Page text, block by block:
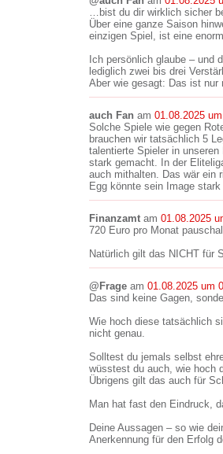
…bist du dir wirklich sicher
Über eine ganze Saison
einzigen Spiel, ist eine
Ich persönlich glaube – und
lediglich zwei bis drei
Aber wie gesagt: Das ist
auch Fan am 01.08.2025
Solche Spiele wie gegen
brauchen wir tatsächlich 5
talentierte Spieler in
stark gemacht. In der
auch mithalten. Das wär ein
Egg könnte sein Image
Finanzamt am 01.08.2025
720 Euro pro Monat
Natürlich gilt das NICHT für
@Frage am 01.08.2025 um
Das sind keine Gagen,
Wie hoch diese tatsächlich
nicht genau.
Solltest du jemals selbst
wüsstest du auch, wie hoch
Übrigens gilt das auch für
Man hat fast den Eindruck,
Deine Aussagen – so wie
Anerkennung für den Erfolg